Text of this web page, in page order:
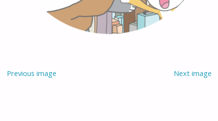
Previous image Next image